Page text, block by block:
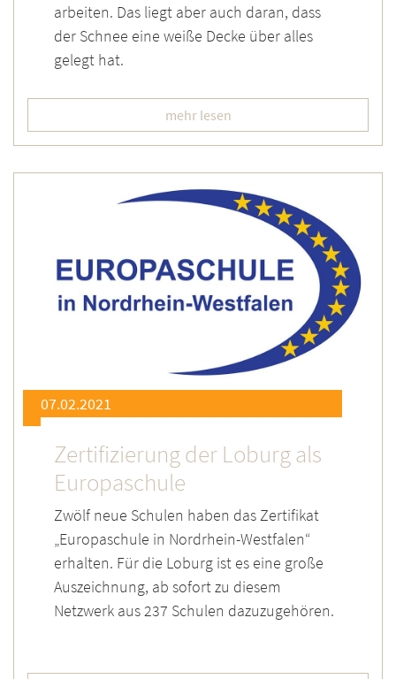
arbeiten. Das liegt aber auch daran, dass
der Schnee eine weiße Decke über alles
gelegt hat.
mehr lesen
07.02.2021
Zertifizierung der Loburg als
Europaschule
Zwölf neue Schulen haben das Zertifikat
„Europaschule in Nordrhein-Westfalen“
erhalten. Für die Loburg ist es eine große
Auszeichnung, ab sofort zu diesem
Netzwerk aus 237 Schulen dazuzugehören.